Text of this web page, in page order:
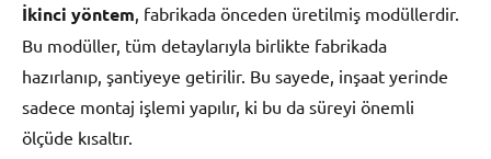
İkinci yöntem , fabrikada önceden üretilmiş modüllerdir.
Bu modüller, tüm detaylarıyla birlikte fabrikada
hazırlanıp, şantiyeye getirilir. Bu sayede, inşaat yerinde
sadece montaj işlemi yapılır, ki bu da süreyi önemli
ölçüde kısaltır.